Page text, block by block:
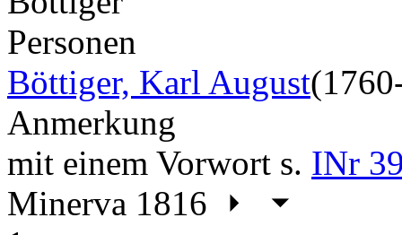
Personen
Böttiger, Karl August
Anmerkung
mit einem Vorwort s. INr
Minerva 1816